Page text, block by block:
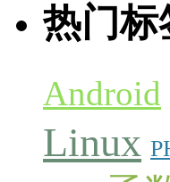
热门标
Android
Linux